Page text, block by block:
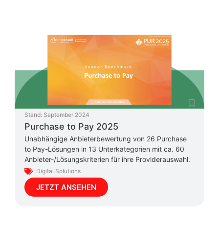
Stand: September 2024
Purchase to Pay 2025
Unabhängige Anbieterbewertung von 26 Purchase
to Pay-Lösungen in 13 Unterkategorien mit ca. 60
Anbieter-/Lösungskriterien für ihre Providerauswahl.
Digital Solutions
JETZT ANSEHEN